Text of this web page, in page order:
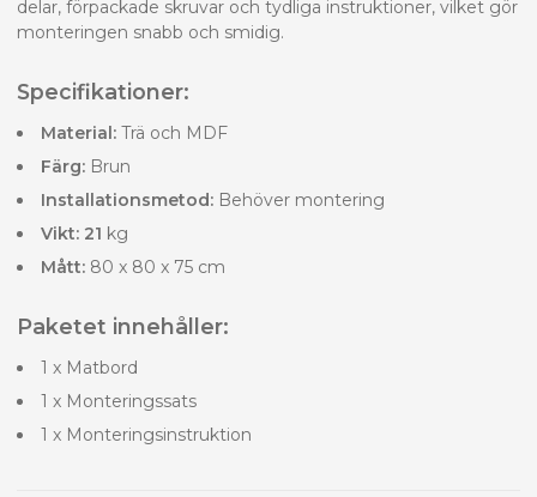
delar, förpackade skruvar och tydliga instruktioner, vilket gör
monteringen snabb och smidig.
Specifikationer:
Material: Trä och MDF
Färg: Brun
Installationsmetod: Behöver montering
Vikt: 21 kg
Mått: 80 x 80 x 75 cm
Paketet innehåller:
1 x Matbord
1 x Monteringssats
1 x Monteringsinstruktion